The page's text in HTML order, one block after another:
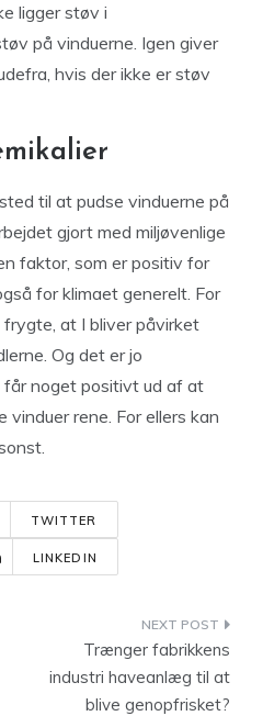
ligger støv i
på vinduerne. Igen giver
hvis der ikke er støv
til at pudse vinduerne på
gjort med miljøvenlige
faktor, som er positiv for
for klimaet generelt. For
at I bliver påvirket
Og det er jo
noget positivt ud af at
rene. For ellers kan
TWITTER
LINKEDIN
Trænger fabrikkens
industri haveanlæg til at
blive genopfrisket?